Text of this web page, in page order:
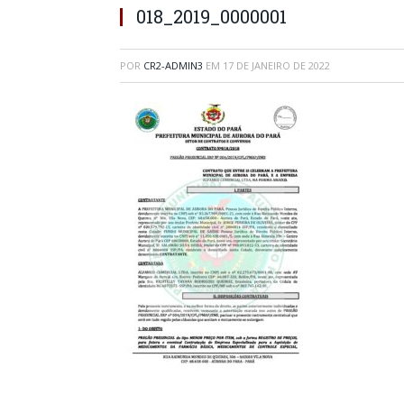
018_2019_0000001
POR CR2-ADMIN3 EM 17 DE JANEIRO DE 2022